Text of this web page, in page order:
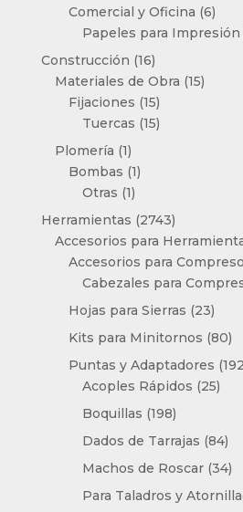
productos
Comercial y Oficina 66
Papeles para Impresión
Construcción 1616
productos
Materiales de Obra 1515
Fijaciones 1515
productos
Tuercas 1515
Plomería 11
producto
Bombas 11
Otras 11
producto
Herramientas 27432743
productos
Accesorios para
Accesorios para
Cabezales para
Hojas para Sierras 2323
Kits para Minitornos 8080
Puntas y Adaptadores
Acoples Rápidos 2525
Boquillas 198198
productos
Dados de Tarrajas 8484
Machos de Roscar 3434
Para Taladros y